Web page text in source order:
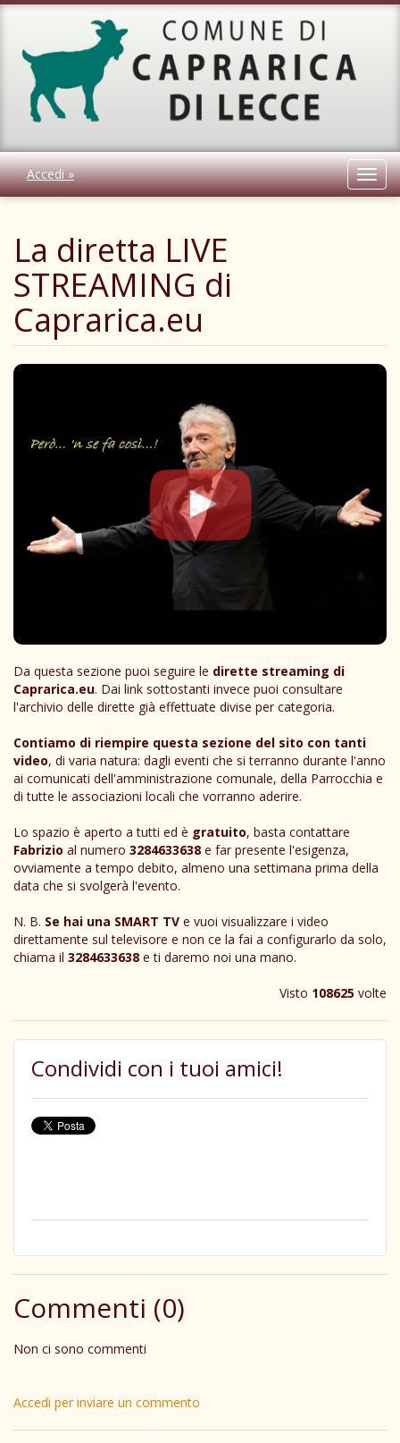
Accedi »
La diretta LIVE
STREAMING di
Caprarica.eu
Da questa sezione puoi seguire le dirette streaming di
Caprarica.eu. Dai link sottostanti invece puoi consultare
l'archivio delle dirette già effettuate divise per categoria.
Contiamo di riempire questa sezione del sito con tanti
video, di varia natura: dagli eventi che si terranno durante l'anno
ai comunicati dell'amministrazione comunale, della Parrocchia e
di tutte le associazioni locali che vorranno aderire.
Lo spazio è aperto a tutti ed è gratuito, basta contattare
Fabrizio al numero 3284633638 e far presente l'esigenza,
ovviamente a tempo debito, almeno una settimana prima della
data che si svolgerà l'evento.
N. B. Se hai una SMART TV e vuoi visualizzare i video
direttamente sul televisore e non ce la fai a configurarlo da solo,
chiama il 3284633638 e ti daremo noi una mano.
Visto 108625 volte
Condividi con i tuoi amici!
Commenti (0)
Non ci sono commenti
Accedi per inviare un commento